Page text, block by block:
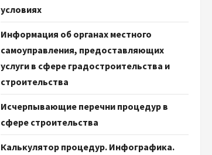
условиях
Информация об органах местного
самоуправления, предоставляющих
услуги в сфере градостроительства и
строительства
Исчерпывающие перечни процедур в
сфере строительства
Калькулятор процедур. Инфографика.